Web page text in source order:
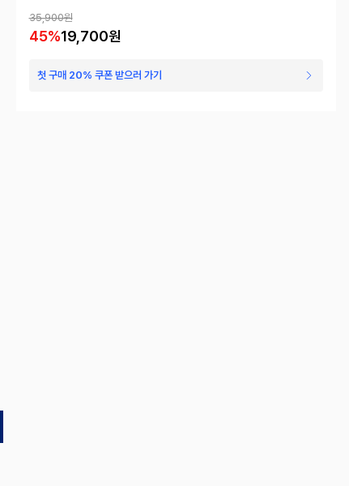
35,900원
45%19,700원
첫 구매 20% 쿠폰 받으러 가기